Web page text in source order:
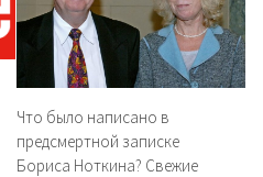
Что было написано в
предсмертной записке
Бориса Ноткина? Свежие